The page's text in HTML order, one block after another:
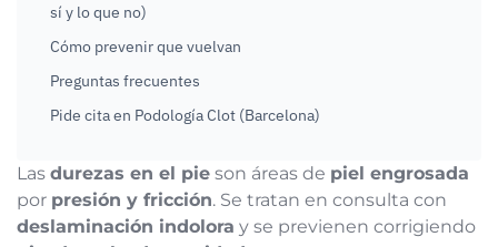
sí y lo que no)
Cómo prevenir que vuelvan
Preguntas frecuentes
Pide cita en Podología Clot (Barcelona)
Las durezas en el pie son áreas de piel engrosada
por presión y fricción. Se tratan en consulta con
deslaminación indolora y se previenen corrigiendo